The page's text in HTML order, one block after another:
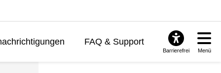
FAQ & Support
Barrierefrei Menü